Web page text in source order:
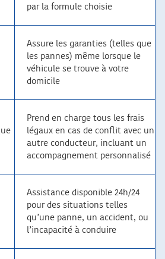
par la formule choisie
Assure les garanties (telles que
les pannes) même lorsque le
véhicule se trouve à votre
domicile
Prend en charge tous les frais
légaux en cas de conflit avec un
autre conducteur, incluant un
accompagnement personnalisé
Assistance disponible 24h/24
pour des situations telles
qu’une panne, un accident, ou
l’incapacité à conduire